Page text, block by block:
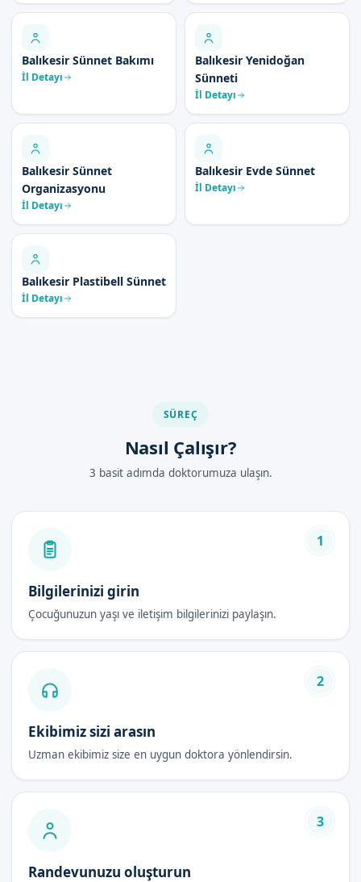
Balıkesir Sünnet Bakımı
İl Detayı
Balıkesir Yenidoğan
Sünneti
İl Detayı
Balıkesir Sünnet
Organizasyonu
İl Detayı
Balıkesir Evde Sünnet
İl Detayı
Balıkesir Plastibell Sünnet
İl Detayı
SÜREÇ
Nasıl Çalışır?
3 basit adımda doktorumuza ulaşın.
1
Bilgilerinizi girin
Çocuğunuzun yaşı ve iletişim bilgilerinizi paylaşın.
2
Ekibimiz sizi arasın
Uzman ekibimiz size en uygun doktora yönlendirsin.
3
Randevunuzu oluşturun